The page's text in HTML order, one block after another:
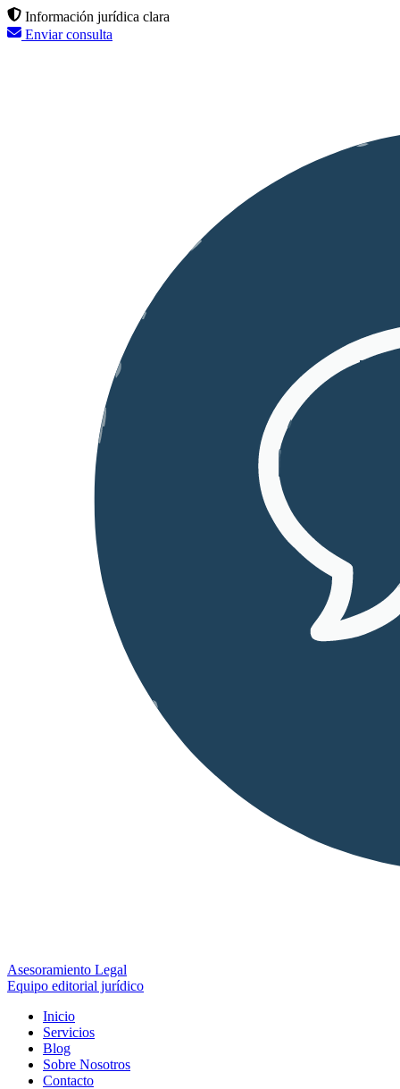
Información jurídica clara
Enviar consulta
Asesoramiento Legal
Equipo editorial jurídico
Inicio
Servicios
Blog
Sobre Nosotros
Contacto